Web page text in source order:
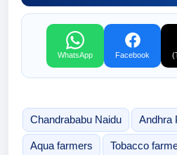
WhatsApp Facebook
Chandrababu Naidu Andhra
Aqua farmers Tobacco